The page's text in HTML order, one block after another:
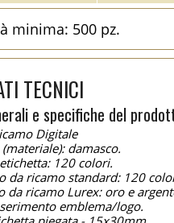
minima: 500 pz.
TECNICI
e specifiche del
Digitale
damasco.
120 colori.
da ricamo standard: 120
da ricamo Lurex: oro e
emblema/logo.